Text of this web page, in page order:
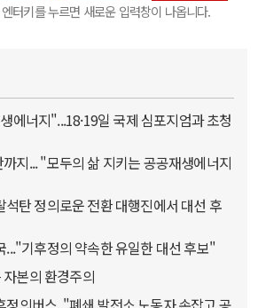
터키를 누르면 새로운 입력창이 나옵니다.
에너지"...18·19일 국제 심포지엄과 초청
지... "모두의 삶 지키는 공공재생에너지
석탄 정의로운 전환 대행진에서 대선 후
..."기후정의 약속한 유일한 대선 후보"
본의 환경주의